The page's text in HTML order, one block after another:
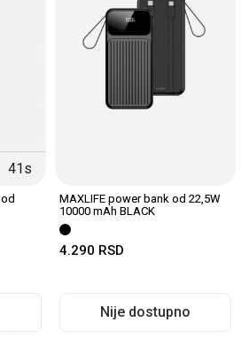
40s
MAXLIFE power bank od 22,5W
10000 mAh BLACK
4.290 RSD
Nije dostupno